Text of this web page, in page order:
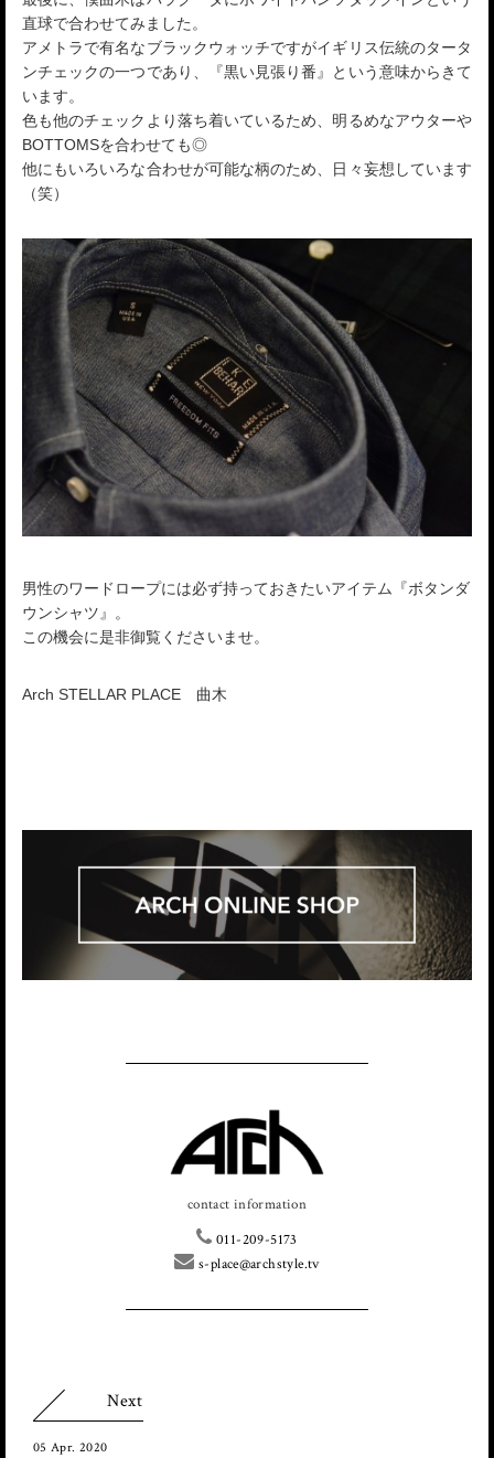
直球で合わせてみました。
アメトラで有名なブラックウォッチですがイギリス伝統のタータ
ンチェックの一つであり、『黒い見張り番』という意味からきて
います。
色も他のチェックより落ち着いているため、明るめなアウターや
BOTTOMSを合わせても◎
他にもいろいろな合わせが可能な柄のため、日々妄想しています
（笑）
男性のワードロープには必ず持っておきたいアイテム『ボタンダ
ウンシャツ』。
この機会に是非御覧くださいませ。
Arch STELLAR PLACE 曲木
contact information
011-209-5173
s-place@archstyle.tv
Next
05 Apr. 2020